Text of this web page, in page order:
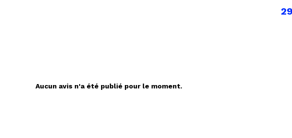
Aucun avis n'a été publié pour le moment.